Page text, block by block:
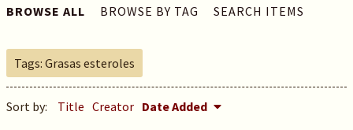
BROWSE ALL BROWSE BY TAG SEARCH ITEMS
Tags: Grasas esteroles
Sort by: Title Creator Date Added